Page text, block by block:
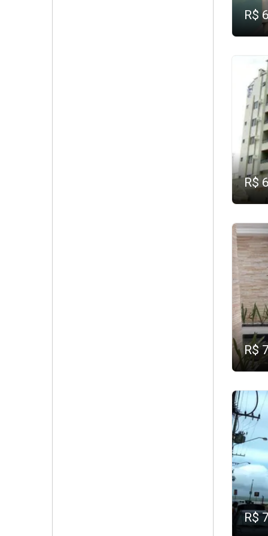
R$
R$
R$
R$